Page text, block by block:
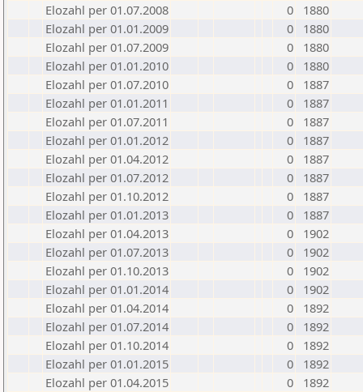
Elozahl per 01.07.2008
0
1880
Elozahl per 01.01.2009
0
1880
Elozahl per 01.07.2009
0
1880
Elozahl per 01.01.2010
0
1880
Elozahl per 01.07.2010
0
1887
Elozahl per 01.01.2011
0
1887
Elozahl per 01.07.2011
0
1887
Elozahl per 01.01.2012
0
1887
Elozahl per 01.04.2012
0
1887
Elozahl per 01.07.2012
0
1887
Elozahl per 01.10.2012
0
1887
Elozahl per 01.01.2013
0
1887
Elozahl per 01.04.2013
0
1902
Elozahl per 01.07.2013
0
1902
Elozahl per 01.10.2013
0
1902
Elozahl per 01.01.2014
0
1902
Elozahl per 01.04.2014
0
1892
Elozahl per 01.07.2014
0
1892
Elozahl per 01.10.2014
0
1892
Elozahl per 01.01.2015
0
1892
Elozahl per 01.04.2015
0
1892